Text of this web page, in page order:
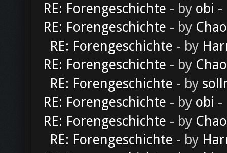
RE: Forengeschichte - by obi -
RE: Forengeschichte - by
RE: Forengeschichte - by
RE: Forengeschichte - by
RE: Forengeschichte - by
RE: Forengeschichte - by obi -
RE: Forengeschichte - by
RE: Forengeschichte - by